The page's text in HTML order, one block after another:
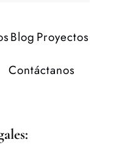
Blog Proyectos
Contáctanos